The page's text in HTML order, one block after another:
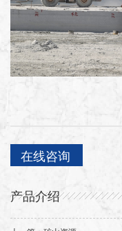
在线咨询
产品介绍